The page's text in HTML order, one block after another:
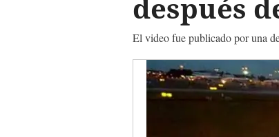
después
El video fue publicado por una